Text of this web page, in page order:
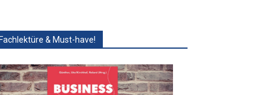
& Must-have!